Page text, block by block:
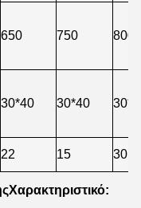
650 750 800
30*40 30*40
22 15 30
Χαρακτηριστικό: